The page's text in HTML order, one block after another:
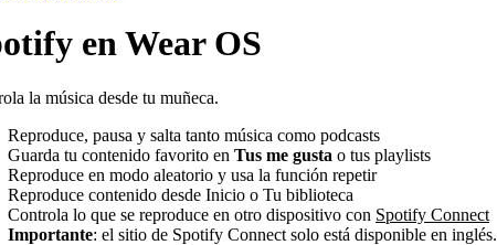
en Wear OS
la música desde tu muñeca.
Reproduce, pausa y salta tanto música como podcasts
Guarda tu contenido favorito en Tus me gusta o tus playlists
Reproduce en modo aleatorio y usa la función repetir
Reproduce contenido desde Inicio o Tu biblioteca
Controla lo que se reproduce en otro dispositivo con Spotify Connect
Importante: el sitio de Spotify Connect solo está disponible en inglés.